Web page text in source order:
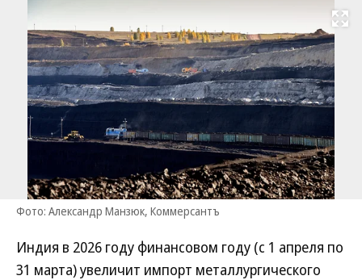
Развернуть
Фото: Александр Манзюк, Коммерсантъ
Индия в 2026 году финансовом году (с 1 апреля по
31 марта) увеличит импорт металлургического